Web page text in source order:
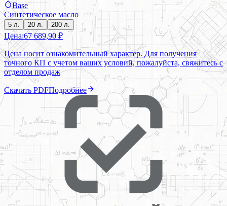
Base
Синтетическое масло
5 л. 20 л. 200 л.
Цена:67 689,90 ₽
Цена носит ознакомительный характер. Для получения
точного КП с учетом ваших условий, пожалуйста, свяжитесь с
отделом продаж
Скачать PDFПодробнее